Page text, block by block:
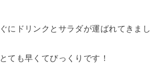
にドリンクとサラダが運ばれてきまし
ても早くてびっくりです！